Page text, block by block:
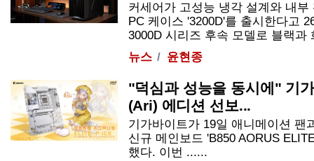
커세어가 고성능 냉각 설계와 내
PC 케이스 '3200D'를 출시한다고
3000D 시리즈 후속 모델로 블랙과
뉴스
윤현종
"덕심과 성능을 동시에" 기
(Ari) 에디션 선보...
기가바이트가 19일 애니메이션 팬
신규 메인보드 'B850 AORUS
했다. 이번 ......